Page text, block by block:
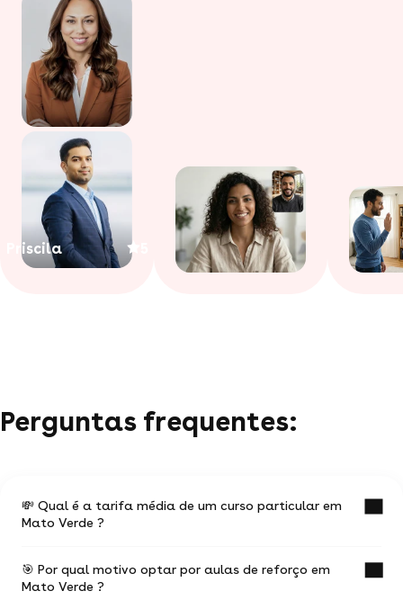
Priscila
Perguntas frequentes:
💸 Qual é a tarifa média de um curso particular em
Mato Verde ?
O valor médio de uma aula particular em Mato
Verde é de R$ 47.
🎯 Por qual motivo optar por aulas de reforço em
Mato Verde ?